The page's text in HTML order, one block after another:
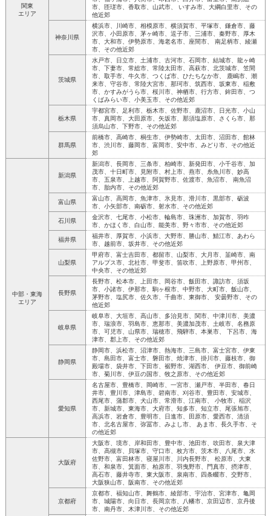
関東
エリア
市、匝瑳市、香取市、山武市、 いすみ市、大綱白里市、その
他近郊
神奈川県
横浜市、川崎市、相模原市、横須賀市、平塚市、鎌倉市、藤
沢市、小田原市、茅ヶ崎市、逗子市、三浦市、秦野市、厚木
市、大和市、伊勢原市、海老名市、座間市、 南足柄市、綾瀬
市、その他近郊
茨城県
水戸市、日立市、土浦市、古河市、石岡市、結城市、龍ヶ崎
市、下妻市、常総市、常陸太田市、高萩市、北茨城市、笠間
市、取手市、牛久市、つくば市、ひたちなか市、 鹿嶋市、潮
来市、守谷市、常陸大宮市、那珂市、筑西市、坂東市、稲敷
市、かすみがうら市、桜川市、神栖市、行方市、鉾田市、つ
くばみらい市、小美玉市、その他近郊
栃木県
宇都宮市、足利市、栃木市、佐野市、鹿沼市、日光市、小山
市、真岡市、大田原市、矢坂市、那須塩原市、さくら市、那
須烏山市、下野市、その他近郊
群馬県
前橋市、高崎市、桐生市、伊勢崎市、太田市、沼田市、館林
市、渋川市、藤岡市、富岡市、安中市、みどり市、その他近
郊
中部・東海
エリア
新潟県
新潟市、長岡市、三条市、柏崎市、新発田市、小千谷市、加
茂市、十日町市、見附市、村上市、燕市、糸魚川市、妙高
市、五泉市、上越市、阿賀野市、佐渡市、魚沼市、 南魚沼
市、胎内市、その他近郊
富山県
富山市、高岡市、魚津市、氷見市、滑川市、黒部市、砺波
市、小矢部市、南砺市、射水市、その他近郊
石川県
金沢市、七尾市、小松市、輪島市、珠洲市、加賀市、羽咋
市、かほく市、白山市、能美市、野々市市、その他近郊
福井県
福井市、厚賀市、小浜市、大野市、勝山市、鯖江市、あわら
市、越前市、坂井市、その他近郊
山梨県
甲府市、富士吉田市、都留市、山梨市、大月市、韮崎市、南
アルプス市、北社市、甲斐市、笛吹市、上野原市、甲州市、
中央市、その他近郊
長野県
長野市、松本市、上田市、岡谷市、飯田市、諏訪市、須坂
市、小諸市、伊那市、駒ヶ根市、中野市、大町市、飯山市、
茅野市、塩尻市、佐久市、千曲市、東御市、 安曇野市、その
他近郊
岐阜県
岐阜市、大垣市、高山市、多治見市、関市、中津川市、美濃
市、瑞浪市、羽島市、恵那市、美濃加茂市、土岐市、名務原
市、可児市、山県市、瑞穂市、飛騨市、本巣市、 下呂市、海
津市、郡上市、その他近郊
静岡県
静岡市、浜松市、沼津市、熱海市、三島市、富士宮市、伊東
市、島田市、富士市、磐田市、焼津市、掛川市、藤枝市、御
殿場市、袋井市、下田市、裾野市、湖西市、 伊豆市、御前崎
市、菊川市、伊豆の国市、牧之原市、その他近郊
愛知県
名古屋市、豊橋市、岡崎市、一宮市、瀬戸市、半田市、春日
井市、豊川市、津島市、碧南市、刈谷市、豊田市、安城市、
西尾市、蒲郡市、犬山市、常滑市、江南市、 小牧市、稲沢
市、新城市、東海市、大府市、知多市、知立市、尾張旭市、
高浜市、岩倉市、豊明市、日進市、田原市、愛西市、清須
市、北名古屋市、弥冨市、みよし市、 あま市、長久手市、そ
の他近郊
大阪府
大阪市、境市、岸和田市、豊中市、池田市、吹田市、泉大津
市、高槻市、貝塚市、守口市、枚方市、茨木市、八尾市、水
佐野市、富田林市、寝屋川市、川内長野市、 松原市、大東
市、和泉市、箕面市、柏原市、羽曳野市、門真市、摂津市、
高石市、藤井寺市、東大阪市、泉南市、四条畷市、交野市、
大阪狭山市、阪南市、その他近郊
京都府
京都市、福知山市、舞鶴市、綾部市、宇治市、宮津市、亀岡
市、城陽市、向日市、長岡京市、八幡市、京田辺市、京丹後
市、南丹市、木津川市、その他近郊